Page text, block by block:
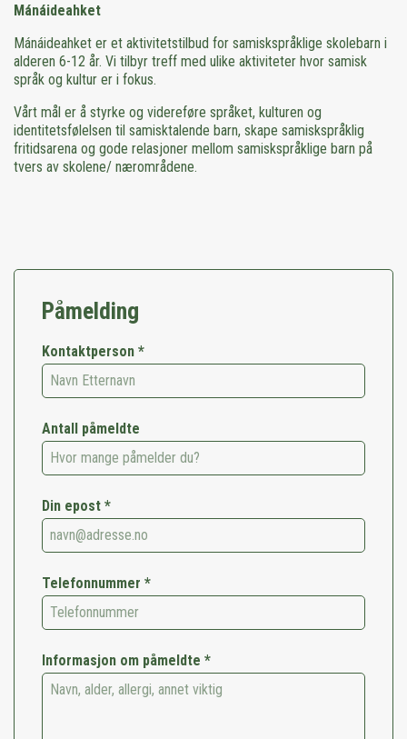
Mánáideahket
Mánáideahket er et aktivitetstilbud for samiskspråklige skolebarn i
alderen 6-12 år. Vi tilbyr treff med ulike aktiviteter hvor samisk
språk og kultur er i fokus.
Vårt mål er å styrke og videreføre språket, kulturen og
identitetsfølelsen til samisktalende barn, skape samiskspråklig
fritidsarena og gode relasjoner mellom samiskspråklige barn på
tvers av skolene/ nærområdene.
Påmelding
Kontaktperson *
Antall påmeldte
Din epost *
Telefonnummer *
Informasjon om påmeldte *